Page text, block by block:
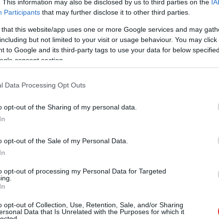
This information may also be disclosed by us to third parties on the
Participants that may further disclose it to other third parties.
that this website/app uses one or more Google services and may
but not limited to your visit or usage behaviour. You may
to Google and its third-party tags to use your data for below
consent section.
Data Processing Opt Outs
opt-out of the Sharing of my personal data.
opt-out of the Sale of my Personal Data.
opt-out of processing my Personal Data for Targeted
opt-out of Collection, Use, Retention, Sale, and/or Sharing
Data that Is Unrelated with the Purposes for which it
jautājumā par vakcināciju– cik tas ir labi vai
kompetencē. Tiesai ir jāaizstāv tie, kuru
neitrālai jebkurā gadījumā, norāda AT
vēstuli. Vēstulē nav runa par to, vai ir
cits jautājums. Vēstule bija rakstīta tāpēc,
daudzi starptautiskie dokumenti liedz
tās darbu un atcelt tiesnešus.